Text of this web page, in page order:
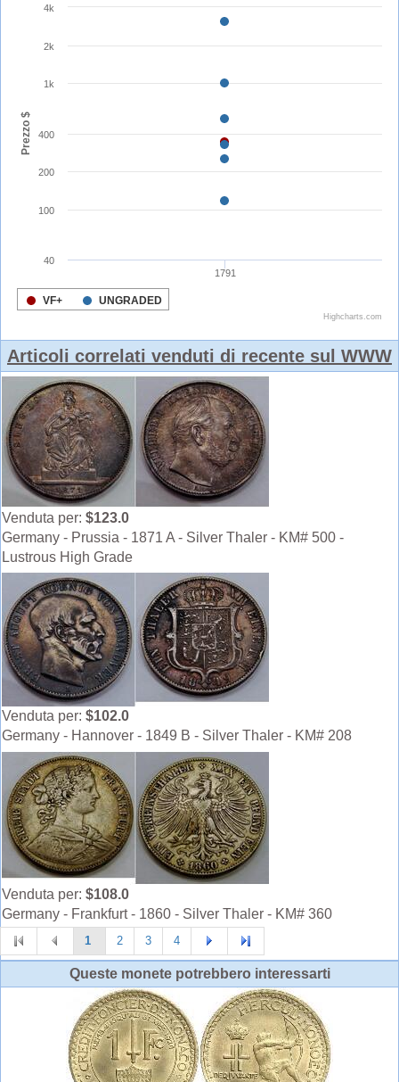
Articoli correlati venduti di recente sul WWW
Venduta per: $123.0
Germany - Prussia - 1871 A - Silver Thaler - KM# 500 -
Lustrous High Grade
Venduta per: $102.0
Germany - Hannover - 1849 B - Silver Thaler - KM# 208
Venduta per: $108.0
Germany - Frankfurt - 1860 - Silver Thaler - KM# 360
1 2 3 4
Queste monete potrebbero interessarti